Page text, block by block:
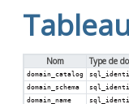
Nom Type de
domain_catalog
domain_schema
domain_name